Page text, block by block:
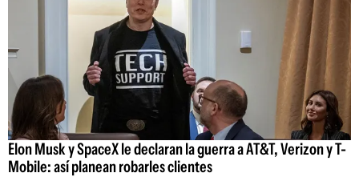
Elon Musk y SpaceX le declaran la guerra a AT&T, Verizon y T-
Mobile: así planean robarles clientes